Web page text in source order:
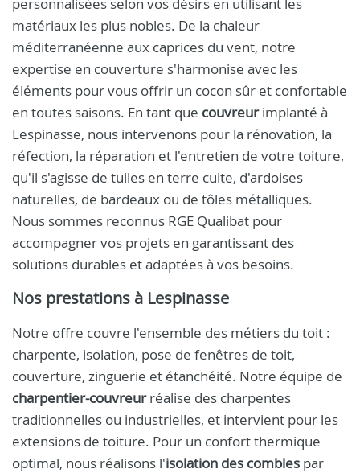
matériaux les plus nobles. De la chaleur
méditerranéenne aux caprices du vent, notre
expertise en couverture s'harmonise avec les
éléments pour vous offrir un cocon sûr et confortable
en toutes saisons. En tant que couvreurimplanté à
Lespinasse, nous intervenons pour la rénovation, la
réfection, la réparation et l'entretien de votre toiture,
qu'il s'agisse de tuiles en terre cuite, d'ardoises
naturelles, de bardeaux ou de tôles métalliques.
Nous sommes reconnus RGE Qualibat pour
accompagner vos projets en garantissant des
solutions durables et adaptées à vos besoins.
Nos prestations à Lespinasse
Notre offre couvre l'ensemble des métiers du toit :
charpente, isolation, pose de fenêtres de toit,
couverture, zinguerie et étanchéité. Notre équipe de
charpentier-couvreurréalise des charpentes
traditionnelles ou industrielles, et intervient pour les
extensions de toiture. Pour un confort thermique
optimal, nous réalisons l'isolation des combles par